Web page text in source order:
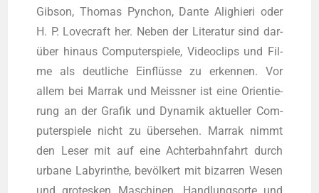
Gib­son, Tho­mas Pyn­chon, Dan­te Ali­ghie­ri oder
H. P. Love­craft her. Neben der Lite­ra­tur sind dar­
über hin­aus Com­pu­ter­spie­le, Video­clips und Fil­
me als deut­li­che Ein­flüs­se zu erken­nen. Vor
allem bei Mar­rak und Meiss­ner ist eine Ori­en­tie­
rung an der Gra­fik und Dyna­mik aktu­el­ler Com­
pu­ter­spie­le nicht zu über­se­hen. Mar­rak nimmt
den Leser mit auf eine Ach­ter­bahn­fahrt durch
urba­ne Laby­rin­the, bevöl­kert mit bizar­ren Wesen